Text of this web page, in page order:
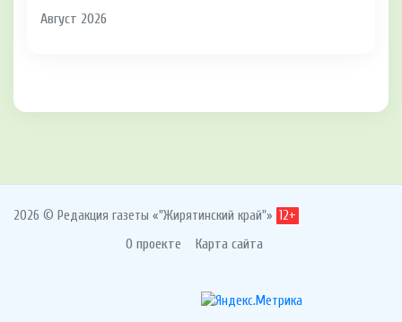
Август 2026
2026 © Редакция газеты «"Жирятинский край"» 12+
О проекте Карта сайта